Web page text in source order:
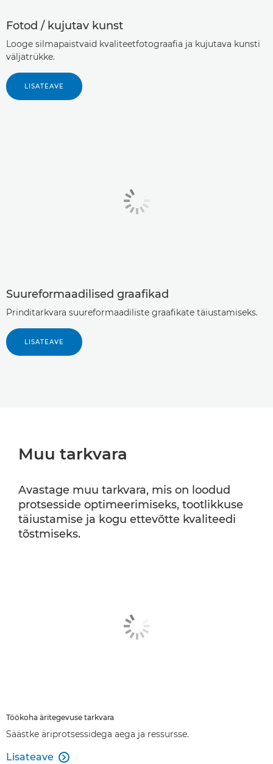
Fotod / kujutav kunst
Looge silmapaistvaid kvaliteetfotograafia ja kujutava kunsti
väljatrükke.
LISATEAVE
Suureformaadilised graafikad
Prinditarkvara suureformaadiliste graafikate täiustamiseks.
LISATEAVE
Muu tarkvara
Avastage muu tarkvara, mis on loodud
protsesside optimeerimiseks, tootlikkuse
täiustamise ja kogu ettevõtte kvaliteedi
tõstmiseks.
Töökoha äritegevuse tarkvara
Säästke äriprotsessidega aega ja ressursse.
Lisateave 